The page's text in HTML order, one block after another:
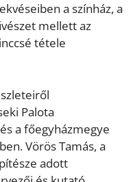
a színház, a
mellett az
tétele
Palota
a főegyházmegye
Vörös Tamás, a
adott